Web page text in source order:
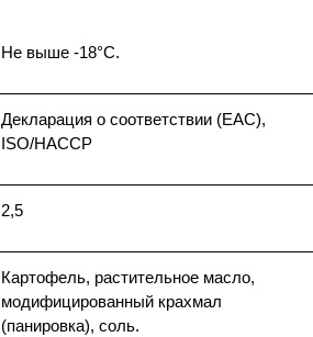
Не выше -18°C.
Декларация о соответствии (EAC),
ISO/HACCP
2,5
Картофель, растительное масло,
модифицированный крахмал
(панировка), соль.